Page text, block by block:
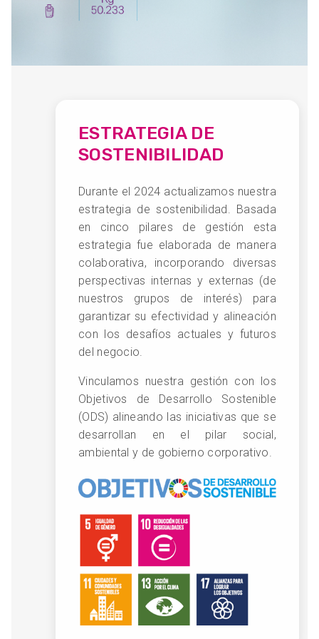
ESTRATEGIA DE
SOSTENIBILIDAD
Durante el 2024 actualizamos nuestra
estrategia de sostenibilidad. Basada
en cinco pilares de gestión esta
estrategia fue elaborada de manera
colaborativa, incorporando diversas
perspectivas internas y externas (de
nuestros grupos de interés) para
garantizar su efectividad y alineación
con los desafíos actuales y futuros
del negocio.
Vinculamos nuestra gestión con los
Objetivos de Desarrollo Sostenible
(ODS) alineando las iniciativas que se
desarrollan en el pilar social,
ambiental y de gobierno corporativo.